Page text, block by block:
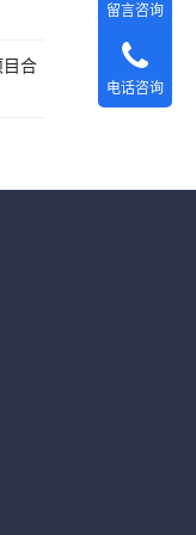
目合
留言咨询
电话咨询